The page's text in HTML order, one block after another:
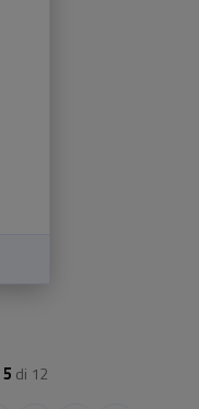
5 di 12